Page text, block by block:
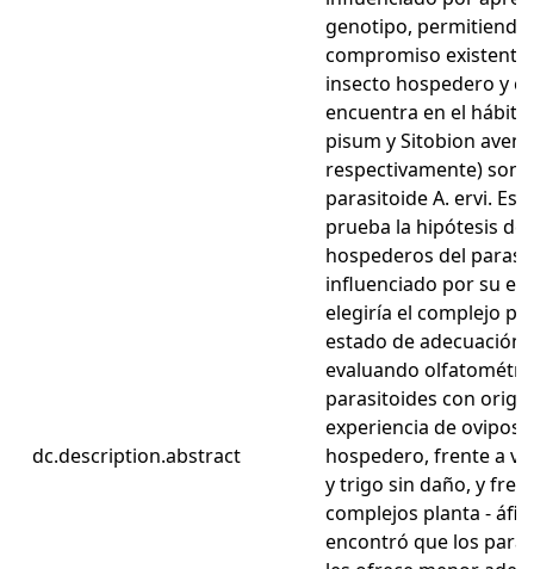
dc.description.abstract
genotipo, permitiendo
compromiso
insecto hospedero y
encuentra en el
pisum y Sitobion
respectivamente) son
parasitoide A. ervi.
prueba la hipótesis
hospederos del
influenciado por su
elegiría el complejo
estado de
evaluando
parasitoides con
experiencia de
hospedero, frente a
y trigo sin daño, y
complejos planta -
encontró que los